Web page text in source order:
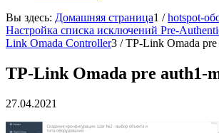
Вы здесь: Домашняя страница1 / hotspot-
Настройка списка исключений Pre-
Link Omada Controller3 / TP-Link Omada pre
TP-Link Omada pre auth1-
27.04.2021